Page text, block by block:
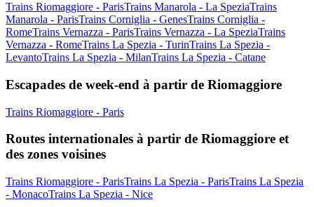
Trains Riomaggiore - ParisTrains Manarola - La SpeziaTrains
Manarola - ParisTrains Corniglia - GenesTrains Corniglia -
RomeTrains Vernazza - ParisTrains Vernazza - La SpeziaTrains
Vernazza - RomeTrains La Spezia - TurinTrains La Spezia -
LevantoTrains La Spezia - MilanTrains La Spezia - Catane
Escapades de week-end à partir de Riomaggiore
Trains Riomaggiore - Paris
Routes internationales à partir de Riomaggiore et
des zones voisines
Trains Riomaggiore - ParisTrains La Spezia - ParisTrains La Spezia
- MonacoTrains La Spezia - Nice